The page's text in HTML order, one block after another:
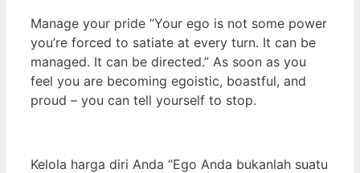
Manage your pride “Your ego is not some power
you’re forced to satiate at every turn. It can be
managed. It can be directed.” As soon as you
feel you are becoming egoistic, boastful, and
proud – you can tell yourself to stop.
Kelola harga diri Anda “Ego Anda bukanlah suatu